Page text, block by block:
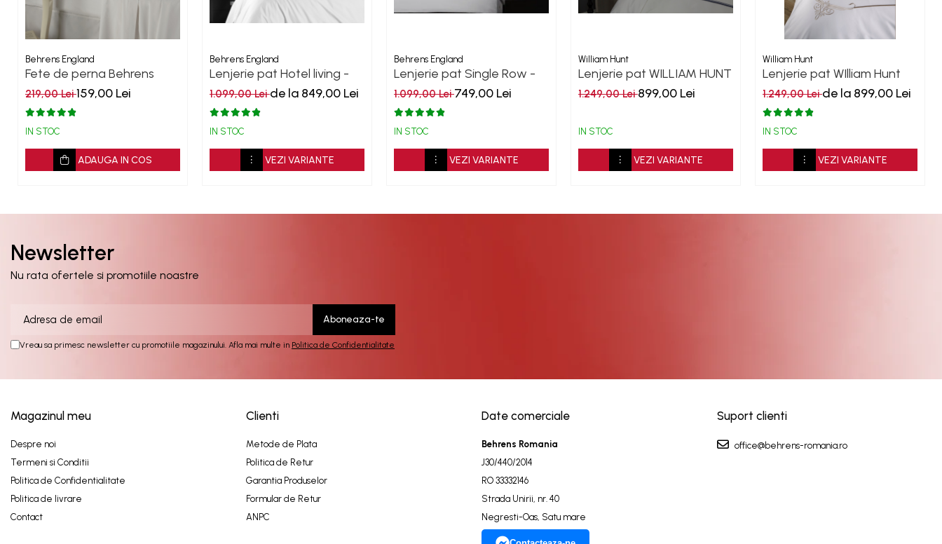
Behrens England
Fete de perna Behrens
Heritage densitate 400TC
- Bumbac 100%
219,00 Lei159,00 Lei
IN STOC
ADAUGA IN COS
Behrens England
Lenjerie pat Hotel living -
1000TC Alb
1.099,00 Leide la 849,00 Lei
IN STOC
VEZI VARIANTE
Behrens England
Lenjerie pat Single Row -
Duck EGG 800TC
1.099,00 Lei749,00 Lei
IN STOC
VEZI VARIANTE
William Hunt
Lenjerie pat WILLIAM HUNT
Savile Row 800TC White
1.249,00 Lei899,00 Lei
IN STOC
VEZI VARIANTE
William Hunt
Lenjerie pat WIlliam Hunt
Motif Corner 600TC
1.249,00 Leide la 899,00 Lei
IN STOC
VEZI VARIANTE
Newsletter
Nu rata ofertele si promotiile noastre
Vreau sa primesc newsletter cu promotiile magazinului. Afla mai multe in Politica de Confidentialitate
Magazinul meu
Despre noi
Termeni si Conditii
Politica de Confidentialitate
Politica de livrare
Contact
Clienti
Metode de Plata
Politica de Retur
Garantia Produselor
Formular de Retur
ANPC
Date comerciale
Behrens Romania
J30/440/2014
RO 33332146
Strada Unirii, nr. 40
Negresti-Oas, Satu mare
Suport clienti
office@behrens-romania.ro